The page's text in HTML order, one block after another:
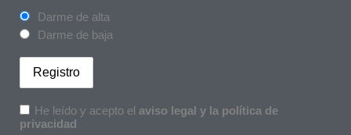
Darme de alta
Darme de baja
He leído y acepto el aviso legal y la política de
privacidad